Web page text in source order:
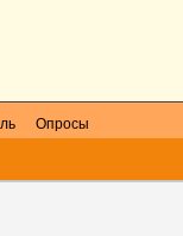
Опросы